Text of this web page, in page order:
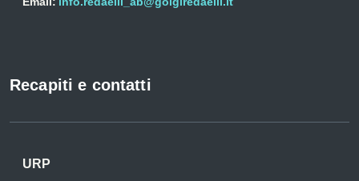
Recapiti e contatti
URP